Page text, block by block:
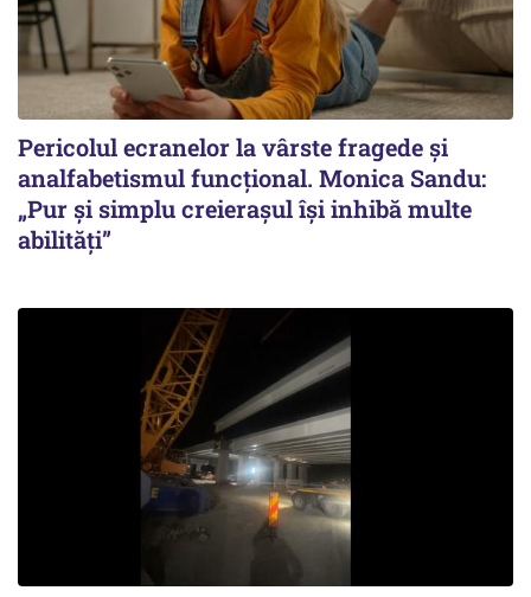
Pericolul ecranelor la vârste fragede și
analfabetismul funcțional. Monica Sandu:
„Pur și simplu creierașul își inhibă multe
abilități”